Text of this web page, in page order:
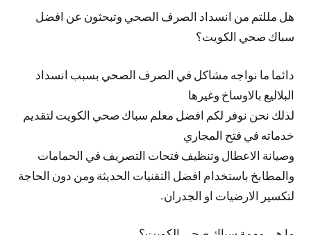
هل مللتم من انسداد الصرف الصحي وتبحثون عن افضل
سباك صحي الكويت؟
دائما ما نواجه مشاكل في الصرف الصحي بسبب انسداد
البلاليع بالاوساخ وغيرها
لذلك نحن نوفر لكم افضل معلم سباك صحي الكويت لتقديم
خدماته في فتح المجاري
وصيانة الاعطال وتنظيف فتحات التصريف في الحمامات
والمطابخ باستخدام افضل التقنيات الحديثة ومن دون الحاجة
لتكسير الارضيات او الجدران.